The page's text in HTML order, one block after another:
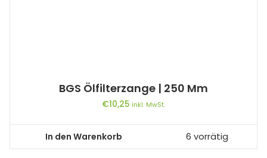
BGS Ölfilterzange | 250 Mm
€10,25 inkl. MwSt.
In den Warenkorb 6 vorrätig